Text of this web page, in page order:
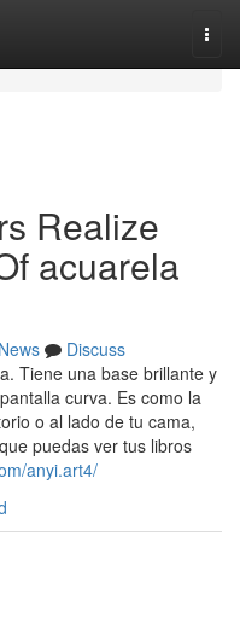
Realize
acuarela
News
Discuss
Tiene una base brillante y
curva. Es como la
o al lado de tu cama,
puedas ver tus libros
anyi.art4/